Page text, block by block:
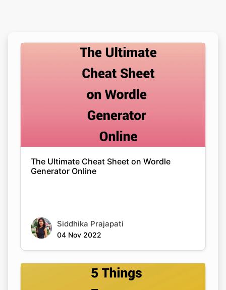
The Ultimate Cheat Sheet on Wordle
Generator Online
Siddhika Prajapati
04 Nov 2022